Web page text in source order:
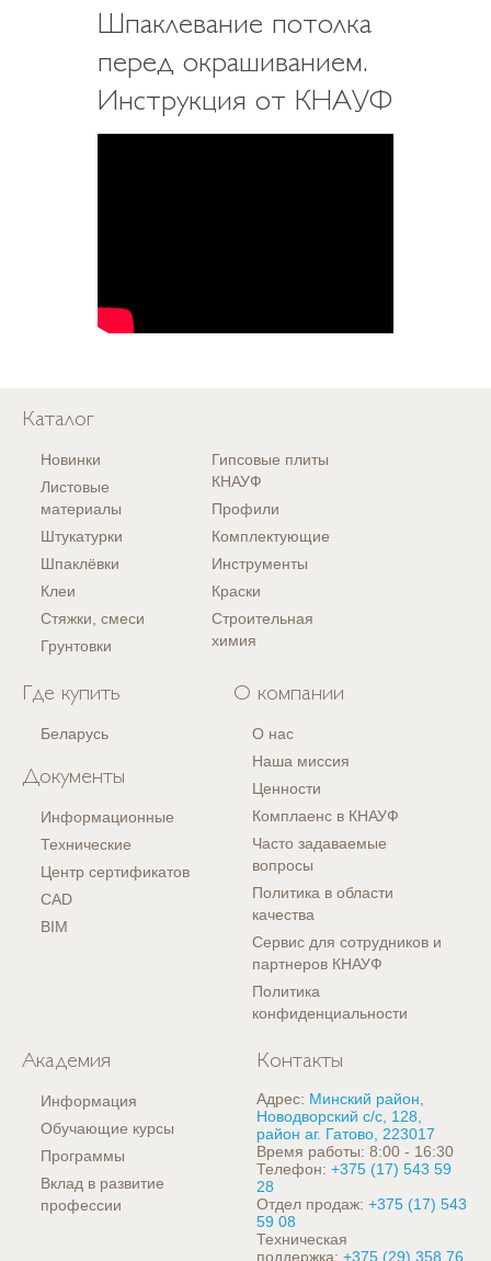
Шпаклевание потолка
перед окрашиванием.
Инструкция от КНАУФ
Каталог
Новинки
Листовые
материалы
Штукатурки
Шпаклёвки
Клеи
Стяжки, смеси
Грунтовки
Гипсовые плиты
КНАУФ
Профили
Комплектующие
Инструменты
Краски
Строительная
химия
Где купить
Беларусь
Документы
Информационные
Технические
Центр сертификатов
CAD
BIM
О компании
О нас
Наша миссия
Ценности
Комплаенс в КНАУФ
Часто задаваемые
вопросы
Политика в области
качества
Сервис для сотрудников и
партнеров КНАУФ
Политика
конфиденциальности
Академия
Информация
Обучающие курсы
Программы
Вклад в развитие
профессии
Контакты
Адрес: Минский район,
Новодворский с/с, 128,
район аг. Гатово, 223017
Время работы: 8:00 - 16:30
Телефон: +375 (17) 543 59
28
Отдел продаж: +375 (17) 543
59 08
Техническая
поддержка: +375 (29) 358 76